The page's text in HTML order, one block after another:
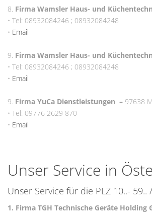
8. Firma Wamsler Haus- und
• Tel: 08932084246 ; 08932084248
• Email
9. Firma Wamsler Haus- und
• Tel: 08932084246 ; 08932084248
• Email
9. Firma YuCa Dienstleistungen – 97638
• Tel: 09776 2629 870
• Email
Unser Service in
Unser Service für die PLZ 10..- 59..
1. Firma TGH Technische Geräte Holding